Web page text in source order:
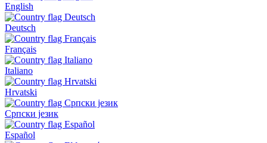
English
Deutsch
Français
Italiano
Hrvatski
Српски језик
Español